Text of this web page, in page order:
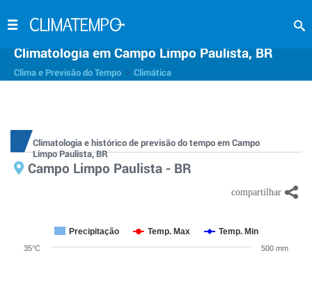
Climatologia em Campo Limpo Paulista, BR
Clima e Previsão do Tempo Climática
Climatologia e histórico de previsão do tempo em Campo
Limpo Paulista, BR
Campo Limpo Paulista - BR
Precipitação Temp. Max Temp. Min
35°C 500 mm